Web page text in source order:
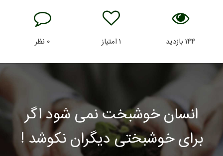
۱۴۴بازدید ۱امتیاز ۰ نظر
انسان خوشبخت نمی شود اگر
برای خوشبختی دیگران نکوشد !